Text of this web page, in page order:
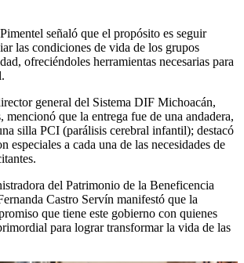
señaló que el propósito es seguir
las condiciones de vida de los grupos
ofreciéndoles herramientas necesarias para
general del Sistema DIF Michoacán,
que la entrega fue de una andadera,
silla PCI (parálisis cerebral infantil); destacó
especiales a cada una de las necesidades de
del Patrimonio de la Beneficencia
Castro Servín manifestó que la
que tiene este gobierno con quienes
para lograr transformar la vida de las